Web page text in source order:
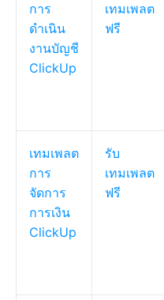
การ
ดำเนิน
งานบัญชี
ClickUp
เทมเพลต
ฟรี
เทมเพลต
การ
จัดการ
การเงิน
ClickUp
รับ
เทมเพลต
ฟรี